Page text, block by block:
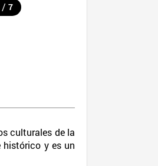
/ 7
culturales de la
histórico y es un